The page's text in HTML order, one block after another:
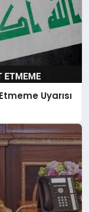
Uyarısı